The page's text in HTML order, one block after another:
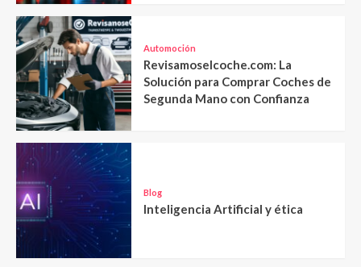
Automoción
Revisamoselcoche.com: La
Solución para Comprar Coches de
Segunda Mano con Confianza
Blog
Inteligencia Artificial y ética